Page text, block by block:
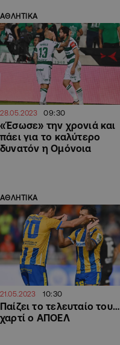
ΑΘΛΗΤΙΚΑ
28.05.2023 09:30
«Έσωσε» την χρονιά και
πάει για το καλύτερο
δυνατόν η Ομόνοια
ΑΘΛΗΤΙΚΑ
21.05.2023 10:30
Παίζει το τελευταίο του…
χαρτί ο ΑΠΟΕΛ